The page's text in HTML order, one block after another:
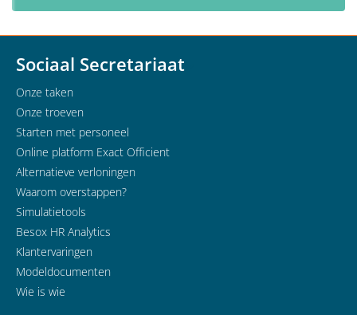
Sociaal Secretariaat
Onze taken
Onze troeven
Starten met personeel
Online platform Exact Officient
Alternatieve verloningen
Waarom overstappen?
Simulatietools
Besox HR Analytics
Klantervaringen
Modeldocumenten
Wie is wie